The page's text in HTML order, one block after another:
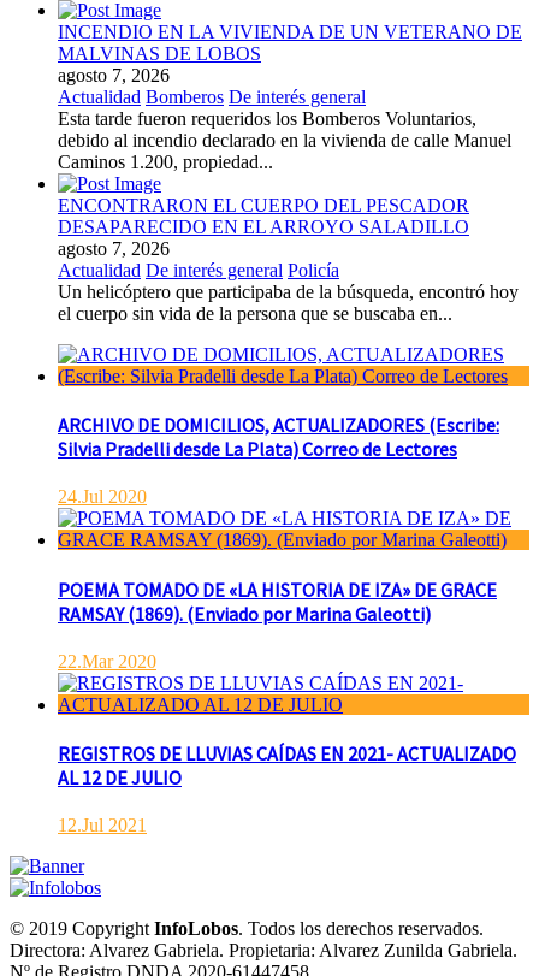
INCENDIO EN LA VIVIENDA DE UN VETERANO DE
MALVINAS DE LOBOS
agosto 7, 2026
Actualidad Bomberos De interés general
Esta tarde fueron requeridos los Bomberos Voluntarios,
debido al incendio declarado en la vivienda de calle Manuel
Caminos 1.200, propiedad...
ENCONTRARON EL CUERPO DEL PESCADOR
DESAPARECIDO EN EL ARROYO SALADILLO
agosto 7, 2026
Actualidad De interés general Policía
Un helicóptero que participaba de la búsqueda, encontró hoy
el cuerpo sin vida de la persona que se buscaba en...
ARCHIVO DE DOMICILIOS, ACTUALIZADORES (Escribe:
Silvia Pradelli desde La Plata) Correo de Lectores
24.Jul 2020
POEMA TOMADO DE «LA HISTORIA DE IZA» DE GRACE
RAMSAY (1869). (Enviado por Marina Galeotti)
22.Mar 2020
REGISTROS DE LLUVIAS CAÍDAS EN 2021- ACTUALIZADO
AL 12 DE JULIO
12.Jul 2021
© 2019 CopyrightInfoLobos. Todos los derechos reservados.
Directora: Alvarez Gabriela. Propietaria: Alvarez Zunilda Gabriela.